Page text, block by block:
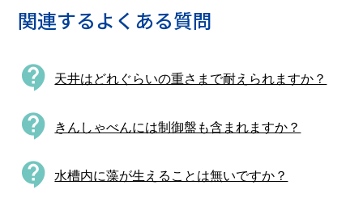
関連するよくある質問
contact_support 天井はどれぐらいの重さまで耐えられますか？
contact_support きんしゃべんには制御盤も含まれますか？
contact_support 水槽内に藻が生えることは無いですか？